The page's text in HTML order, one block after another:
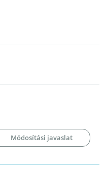
Módosítási javaslat